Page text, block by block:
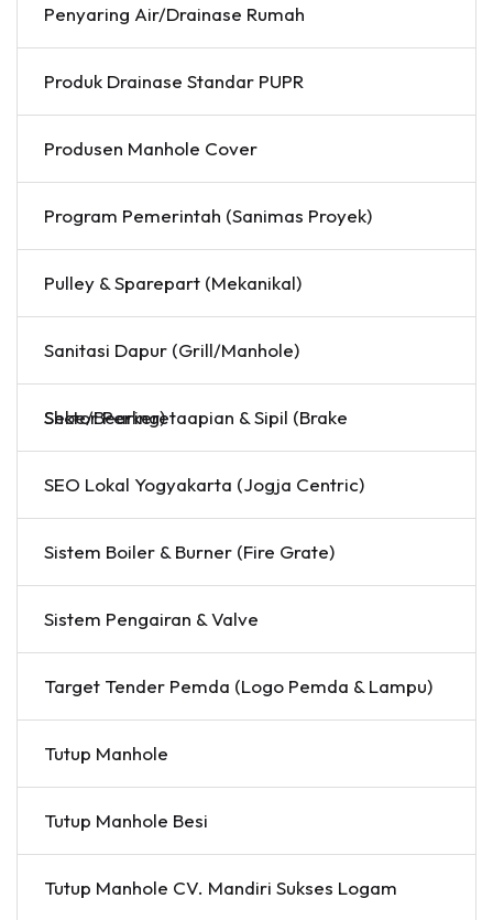
Penyaring Air/Drainase Rumah
Produk Drainase Standar PUPR
Produsen Manhole Cover
Program Pemerintah (Sanimas Proyek)
Pulley & Sparepart (Mekanikal)
Sanitasi Dapur (Grill/Manhole)
Sektor Perkeretaapian & Sipil (Brake Shoe/Bearing)
SEO Lokal Yogyakarta (Jogja Centric)
Sistem Boiler & Burner (Fire Grate)
Sistem Pengairan & Valve
Target Tender Pemda (Logo Pemda & Lampu)
Tutup Manhole
Tutup Manhole Besi
Tutup Manhole CV. Mandiri Sukses Logam